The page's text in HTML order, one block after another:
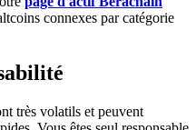
USDT Bonus
connexes par catégorie
très volatils et peuvent